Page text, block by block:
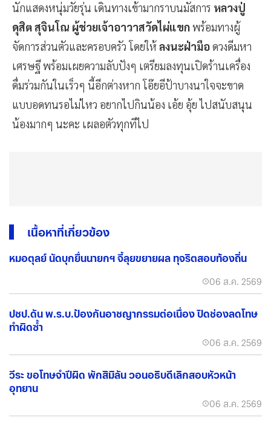
นักแสดงหนุ่มวัยรุ่น เดินทางเข้ามากราบนมัสการ หลวงปู่
ดุสิต สุจินโณ ผู้ช่วยเจ้าอาวาสวัดไผ่แขกพร้อมทางผู้
จัดการส่วนตัวและครอบครัว โดยให้ ลงนะฝ่ามือดวงดีมหา
เศรษฐี พร้อมเผยความลับปังๆ เตรียมลงทุนเปิดร้านเครื่อง
ดื่มร่วมกันในเร็วๆ นี้อีกต่างหาก โอ๊ยอีป้าบางนาใจจะขาด
แบบอดทนรอไม่ไหว อยากไปกินน้อง เอ้ย อุ้ย ไปสนับสนุน
น้องมากๆ นะคะ เผลอตัวทุกทีไป
เนื้อหาที่เกี่ยวข้อง
หมอตุลย์ นัดบุกยื่นนายกฯ จี้ลุยขยายผล ทุจริตสอบท้องถิ่น
06 ส.ค. 2569
ปชป.ดัน พ.ร.บ.ป้องกันอาชญากรรมต่อเนื่อง ปิดช่องลดโทษ
ทำผิดซ้ำ
06 ส.ค. 2569
วีระ ขอโทษจำปีผิด พักสิมิลัน วอนอธิบดีเลิกสอบหัวหน้า
อุทยาน
06 ส.ค. 2569